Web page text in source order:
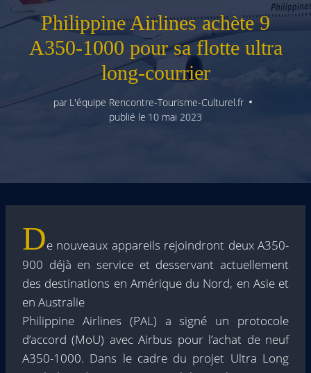
Philippine Airlines achète 9
A350-1000 pour sa flotte ultra
long-courrier
par L'équipe Rencontre-Tourisme-Culturel.fr
publié le 10 mai 2023
De nouveaux appareils rejoindront deux A350-
900 déjà en service et desservant actuellement
des destinations en Amérique du Nord, en Asie et
en Australie
Philippine Airlines (PAL) a signé un protocole
d’accord (MoU) avec Airbus pour l’achat de neuf
A350-1000. Dans le cadre du projet Ultra Long